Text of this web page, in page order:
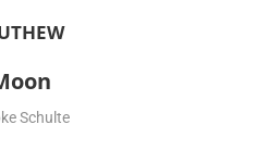
Schulte